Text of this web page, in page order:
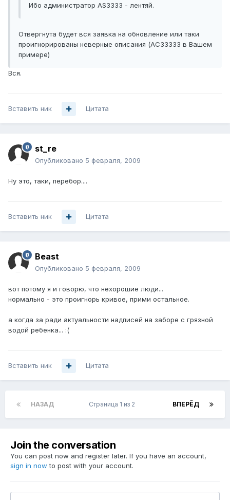
Ибо администратор AS3333 - лентяй.
Отвергнута будет вся заявка на обновление или таки
проигнорированы неверные описания (АС33333 в Вашем
примере)
Вся.
Вставить ник Цитата
st_re
Опубликовано 5 февраля, 2009
Ну это, таки, перебор....
Вставить ник Цитата
Beast
Опубликовано 5 февраля, 2009
вот потому я и говорю, что нехорошие люди...
нормально - это проигнорь кривое, прими остальное.
а когда за ради актуальности надписей на заборе с грязной
водой ребенка... :(
Вставить ник Цитата
НАЗАД ВПЕРЁД
Страница 1 из 2
Join the conversation
You can post now and register later. If you have an account,
sign in now to post with your account.